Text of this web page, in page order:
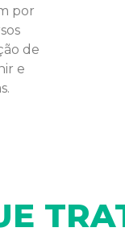
por
de
e